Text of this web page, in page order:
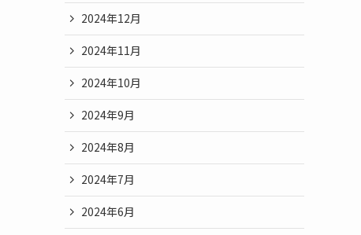
2024年12月
2024年11月
2024年10月
2024年9月
2024年8月
2024年7月
2024年6月